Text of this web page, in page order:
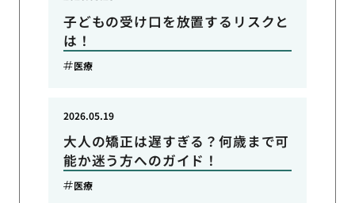
子どもの受け口を放置するリスクと
は！
医療
大人の矯正は遅すぎる？何歳まで可
能か迷う方へのガイド！
2026.05.19
医療